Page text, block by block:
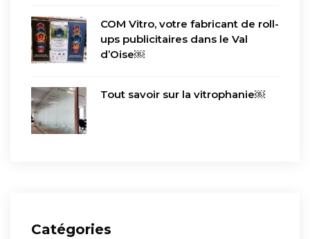
COM Vitro, votre fabricant de roll-
ups publicitaires dans le Val
d’Oise￼
Tout savoir sur la vitrophanie￼
Catégories